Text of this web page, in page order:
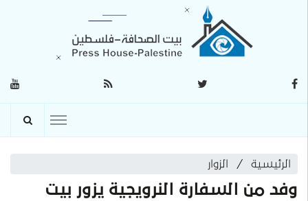
الرئيسية الزوار
وفد من السفارة النرويجية يزور بيت